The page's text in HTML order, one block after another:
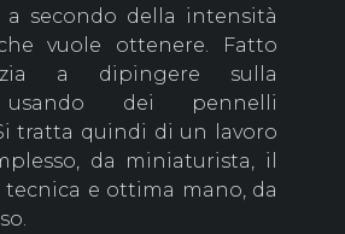
secondo della intensità
vuole ottenere. Fatto
a dipingere sulla
usando dei pennelli
tratta quindi di un lavoro
da miniaturista, il
e ottima mano, da